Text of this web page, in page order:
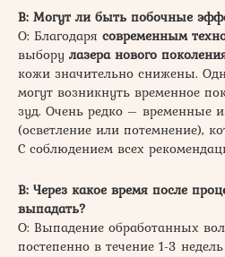
В: Могут ли быть побочные
О: Благодаря современным
выбору лазера нового
кожи значительно снижены.
могут возникнуть временное
зуд. Очень редко – временные
(осветление или потемнение),
С соблюдением всех
В: Через какое время после
выпадать?
О: Выпадение обработанных
постепенно в течение 1-3